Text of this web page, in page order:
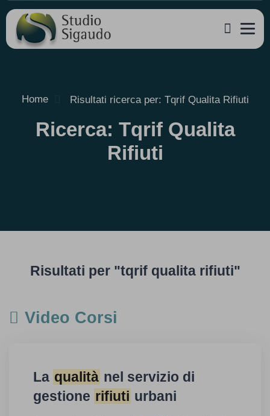
Home Risultati ricerca per: Tqrif Qualita Rifiuti
Ricerca: Tqrif Qualita
Rifiuti
Risultati per "tqrif qualita rifiuti"
Video Corsi
La qualità nel servizio di
gestione rifiuti urbani